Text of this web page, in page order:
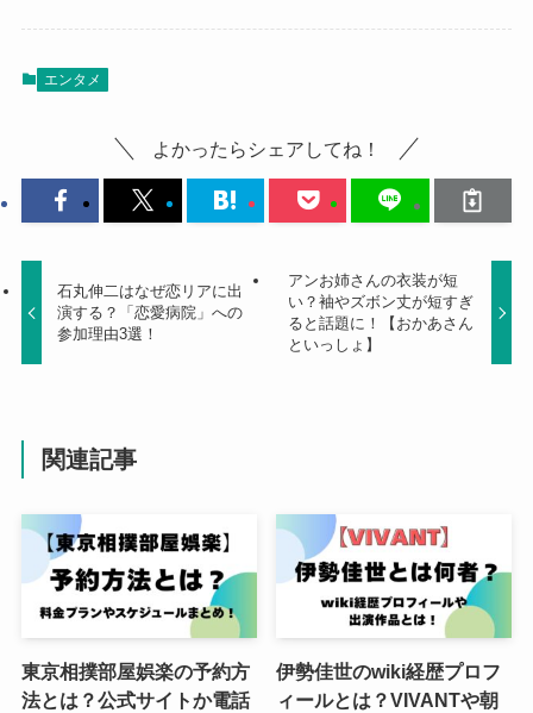
エンタメ
よかったらシェアしてね！
石丸伸二はなぜ恋リアに出
演する？「恋愛病院」への
参加理由3選！
アンお姉さんの衣装が短
い？袖やズボン丈が短すぎ
ると話題に！【おかあさん
といっしょ】
関連記事
東京相撲部屋娯楽の予約方
法とは？公式サイトか電話
伊勢佳世のwiki経歴プロフ
ィールとは？VIVANTや朝